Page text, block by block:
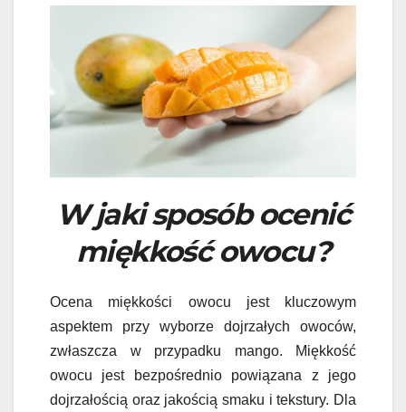
W jaki sposób ocenić
miękkość owocu?
Ocena miękkości owocu jest kluczowym
aspektem przy wyborze dojrzałych owoców,
zwłaszcza w przypadku mango. Miękkość
owocu jest bezpośrednio powiązana z jego
dojrzałością oraz jakością smaku i tekstury. Dla